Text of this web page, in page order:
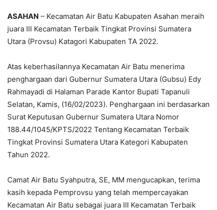
ASAHAN – Kecamatan Air Batu Kabupaten Asahan meraih
juara III Kecamatan Terbaik Tingkat Provinsi Sumatera
Utara (Provsu) Katagori Kabupaten TA 2022.
Atas keberhasilannya Kecamatan Air Batu menerima
penghargaan dari Gubernur Sumatera Utara (Gubsu) Edy
Rahmayadi di Halaman Parade Kantor Bupati Tapanuli
Selatan, Kamis, (16/02/2023). Penghargaan ini berdasarkan
Surat Keputusan Gubernur Sumatera Utara Nomor
188.44/1045/KPTS/2022 Tentang Kecamatan Terbaik
Tingkat Provinsi Sumatera Utara Kategori Kabupaten
Tahun 2022.
Camat Air Batu Syahputra, SE, MM mengucapkan, terima
kasih kepada Pemprovsu yang telah mempercayakan
Kecamatan Air Batu sebagai juara III Kecamatan Terbaik